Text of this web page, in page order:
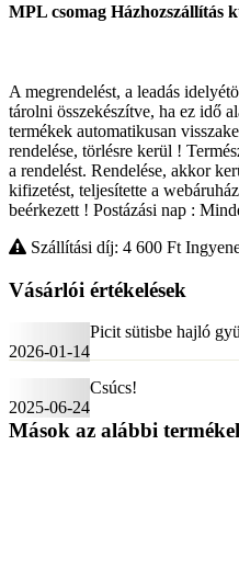
MPL csomag Házhozszállítás
A megrendelést, a leadás
tárolni összekészítve, ha ez idő
termékek automatikusan
rendelése, törlésre kerül !
a rendelést. Rendelése, akkor
kifizetést, teljesítette a
beérkezett ! Postázási nap :
Szállítási díj: 4 600 Ft
Vásárlói értékelések
2026-01-14
Picit sütisbe hajló
2025-06-24
Csúcs!
Mások az alábbi